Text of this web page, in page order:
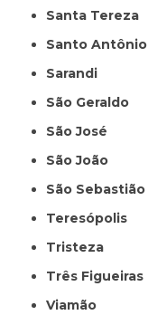
Santa Tereza
Santo Antônio
Sarandi
São Geraldo
São José
São João
São Sebastião
Teresópolis
Tristeza
Três Figueiras
Viamão